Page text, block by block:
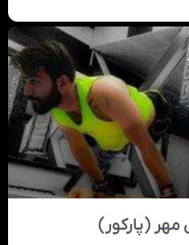
مهر (پارکور)